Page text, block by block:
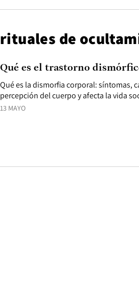
rituales de
13 MAYO
Qué es la dismorfia corporal: síntomas,
percepción del cuerpo y afecta la vida
Qué es el trastorno